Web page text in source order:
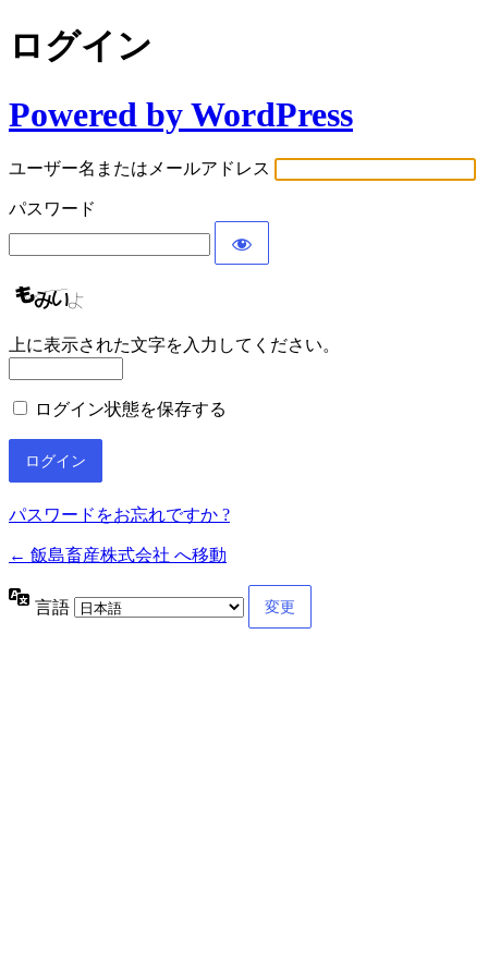
ログイン
Powered by WordPress
ユーザー名またはメールアドレス
パスワード
上に表示された文字を入力してください。
ログイン状態を保存する
パスワードをお忘れですか ?
← 飯島畜産株式会社 へ移動
言語